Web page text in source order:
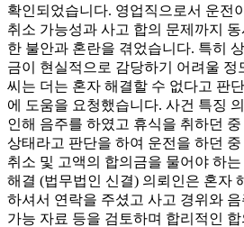
확인되었습니다. 영업직으로서 운전
취소 가능성과 사고 합의 문제까지
한 불안과 혼란을 겪었습니다. 특히
금이 현실적으로 감당하기 어려울 정
씨는 더는 혼자 해결할 수 없다고 판
에 도움을 요청했습니다. 사건 특징
인해 음주를 하였고 휴식을 취하던
상태라고 판단을 하여 운전을 하던
취소 및 고액의 합의금을 물어야 하
해결 (법무법인 신결) 의뢰인은 혼자
하셔서 연락을 주셨고 사고 경위와
가능 자료 등을 검토하며 합리적인